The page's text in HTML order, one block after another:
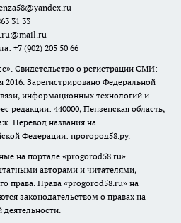
31 33
+7 (902) 205 50 66
Свидетельство о регистрации СМИ:
Зарегистрировано Федеральной
информационных технологий и
редакции: 440000, Пензенская область,
Перевод названия на
Федерации: прогород58.ру.
на портале «progorod58.ru»
авторами и читателями,
права. Права «progorod58.ru» на
законодательством о правах на
деятельности.